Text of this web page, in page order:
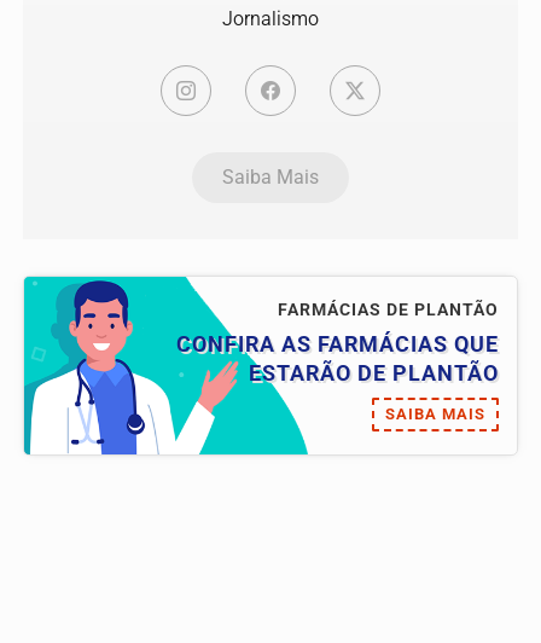
Jornalismo
Saiba Mais
FARMÁCIAS DE PLANTÃO
CONFIRA AS FARMÁCIAS QUE
ESTARÃO DE PLANTÃO
SAIBA MAIS